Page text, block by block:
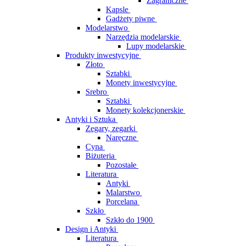
Kapsle
Gadżety piwne
Modelarstwo
Narzędzia modelarskie
Lupy modelarskie
Produkty inwestycyjne
Złoto
Sztabki
Monety inwestycyjne
Srebro
Sztabki
Monety kolekcjonerskie
Antyki i Sztuka
Zegary, zegarki
Naręczne
Cyna
Biżuteria
Pozostałe
Literatura
Antyki
Malarstwo
Porcelana
Szkło
Szkło do 1900
Design i Antyki
Literatura